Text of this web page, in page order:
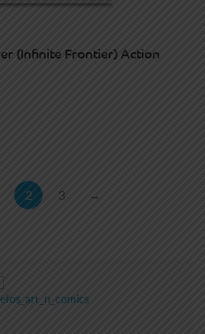
(Infinite Frontier) Action
2 3 →